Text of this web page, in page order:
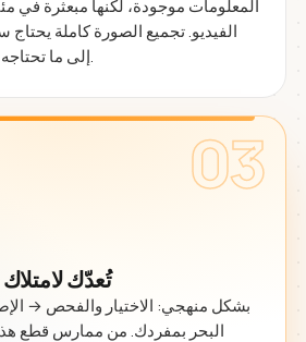
المعلومات موجودة، لكنها مبعثرة في
الفيديو. تجميع الصورة كاملة
03
تُعدّك
بشكل منهجي: الاختيار والفحص →
البحر بمفردك. من ممارس قطع